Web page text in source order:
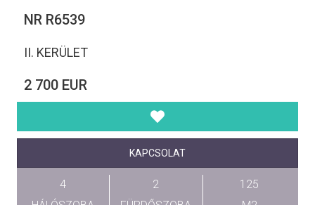
NR R6539
II. KERÜLET
2 700 EUR
KAPCSOLAT
4
2
125